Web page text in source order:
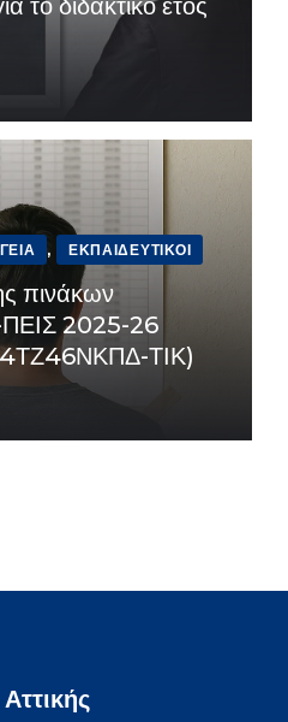
το διδακτικό έτος
, ΕΚΠΑΙΔΕΥΤΙΚΟΊ
πινάκων
2025-26
ΤΙΚ)